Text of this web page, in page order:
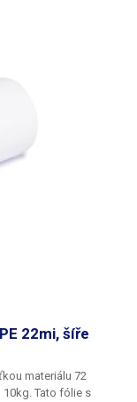
22mi, šíře
materiálu 72
10kg.